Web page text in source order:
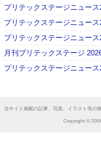
プリテックステージニュー
プリテックステージニュー
プリテックステージニュース
月刊プリテックステージ
プリテックステージニュー
当サイト掲載の記事、写真、イラスト等の
Copyright ©